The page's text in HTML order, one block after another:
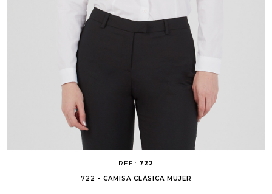
REF.: 722
722 - CAMISA CLÁSICA MUJER